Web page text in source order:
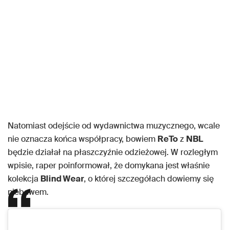
Natomiast odejście od wydawnictwa muzycznego, wcale
nie oznacza końca współpracy, bowiem ReToz NBL
będzie działał na płaszczyźnie odzieżowej. W rozległym
wpisie, raper poinformował, że domykana jest właśnie
kolekcja Blind Wear, o której szczegółach dowiemy się
niebawem.